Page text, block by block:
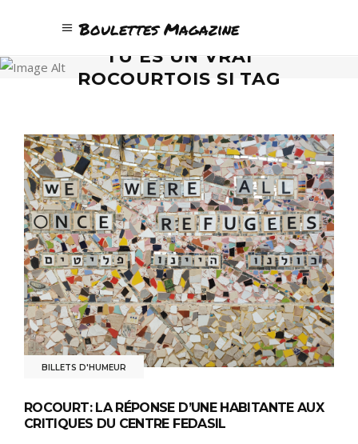
Boulettes Magazine
TU ES UN VRAI
ROCOURTOIS SI TAG
BILLETS D'HUMEUR
ROCOURT: LA RÉPONSE D’UNE HABITANTE AUX
CRITIQUES DU CENTRE FEDASIL